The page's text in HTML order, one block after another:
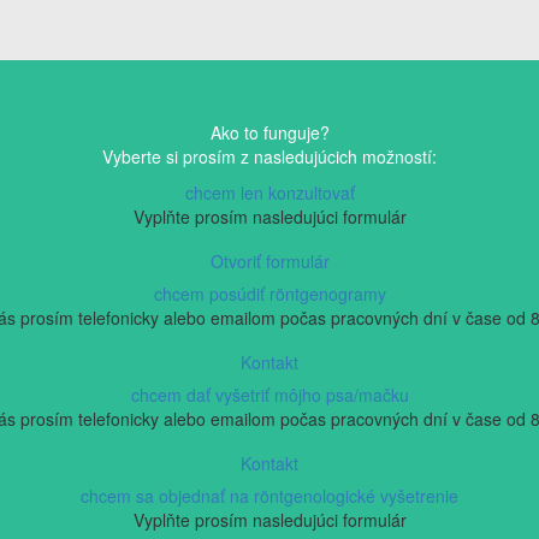
Ako to funguje?
Vyberte si prosím z nasledujúcich možností:
chcem len konzultovať
Vyplňte prosím nasledujúci formulár
Otvoriť formulár
chcem posúdiť röntgenogramy
prosím telefonicky alebo emailom počas pracovných dní v čase od
Kontakt
chcem dať vyšetriť môjho psa/mačku
prosím telefonicky alebo emailom počas pracovných dní v čase od
Kontakt
chcem sa objednať na röntgenologické vyšetrenie
Vyplňte prosím nasledujúci formulár